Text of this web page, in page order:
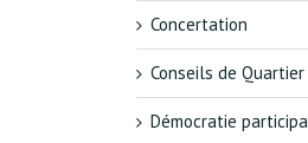
Concertation
Conseils de Quartier
Démocratie